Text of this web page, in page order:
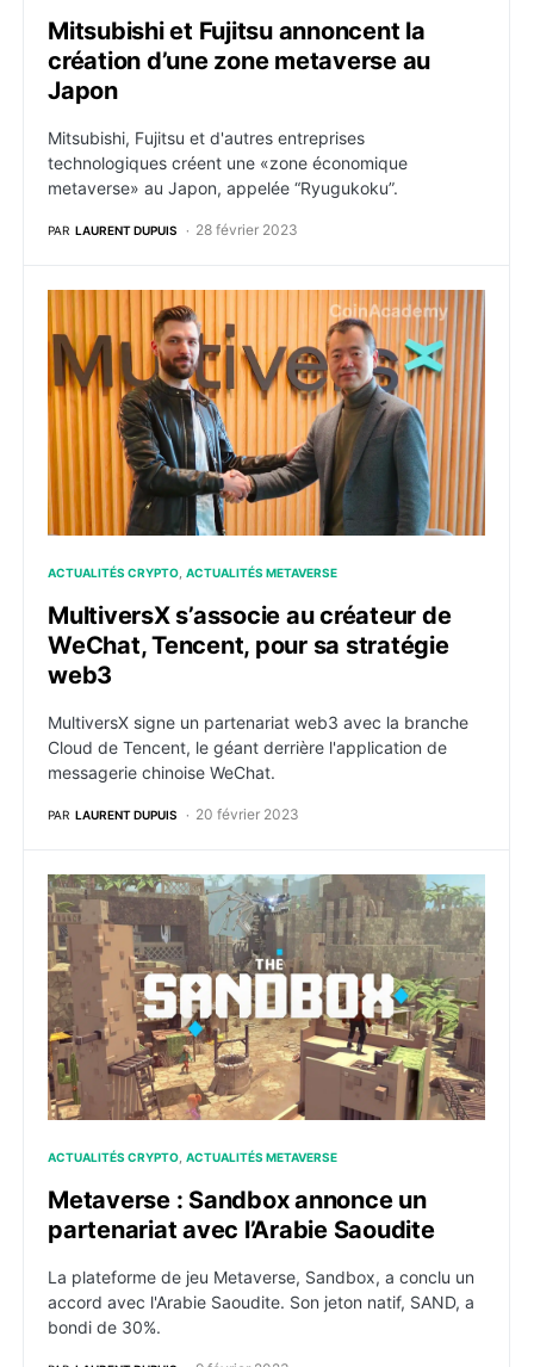
Mitsubishi et Fujitsu annoncent la
création d’une zone metaverse au
Japon
Mitsubishi, Fujitsu et d'autres entreprises
technologiques créent une «zone économique
metaverse» au Japon, appelée “Ryugukoku”.
PAR LAURENT DUPUIS 28 février 2023
MultiversX s’associe au créateur de WeChat,
ACTUALITÉS CRYPTO ACTUALITÉS METAVERSE
MultiversX s’associe au créateur de
WeChat, Tencent, pour sa stratégie
web3
MultiversX signe un partenariat web3 avec la branche
Cloud de Tencent, le géant derrière l'application de
messagerie chinoise WeChat.
PAR LAURENT DUPUIS 20 février 2023
Metaverse : Sandbox annonce un partenariat avec
ACTUALITÉS CRYPTO ACTUALITÉS METAVERSE
Metaverse : Sandbox annonce un
partenariat avec l’Arabie Saoudite
La plateforme de jeu Metaverse, Sandbox, a conclu un
accord avec l'Arabie Saoudite. Son jeton natif, SAND, a
bondi de 30%.